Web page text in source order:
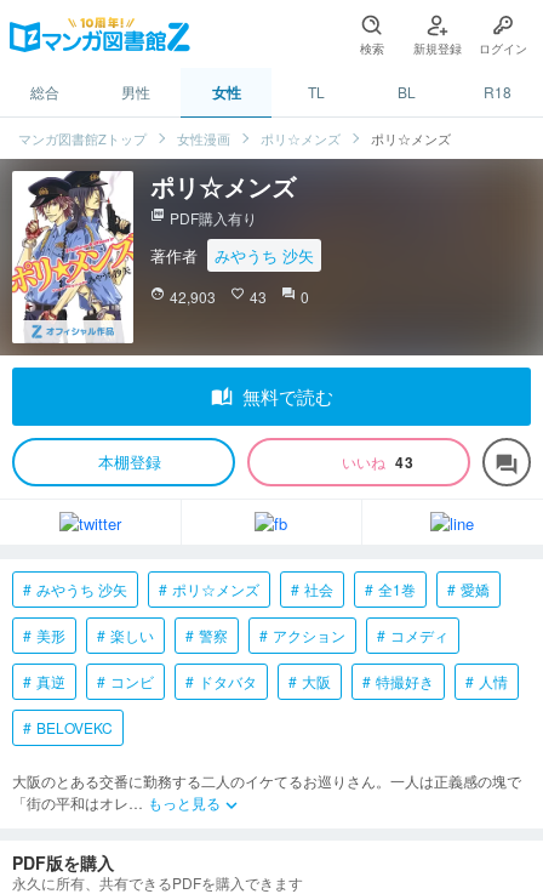
検索 新規登録 ログイン
総合 男性 女性 TL BL R18
マンガ図書館Zトップ 女性漫画 ポリ☆メンズ ポリ☆メンズ
ポリ☆メンズ
picture_as_pdf PDF購入有り
著作者 みやうち 沙矢
face 42,903 favorite_border 43 question_answer 0
auto_stories 無料で読む
本棚登録 いいね 43 forum
みやうち 沙矢 ポリ☆メンズ 社会 全1巻 愛嬌
美形 楽しい 警察 アクション コメディ
真逆 コンビ ドタバタ 大阪 特撮好き 人情
BELOVEKC
大阪のとある交番に勤務する二人のイケてるお巡りさん。一人は正義感の塊で
「街の平和はオレ… もっと見る keyboard_arrow_down
PDF版を購入
永久に所有、共有できるPDFを購入できます